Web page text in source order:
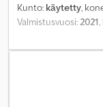
Kunto: käytetty,
Valmistusvuosi:2021